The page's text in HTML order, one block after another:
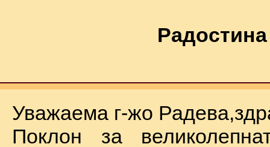
Уважаема г-жо
Поклон за